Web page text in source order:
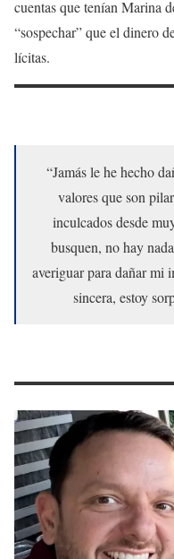
cuentas que tenían Marina
“sospechar” que el dinero
lícitas.
“Jamás le he hecho
valores que son
inculcados desde
busquen, no hay
averiguar para dañar mi
sincera, estoy